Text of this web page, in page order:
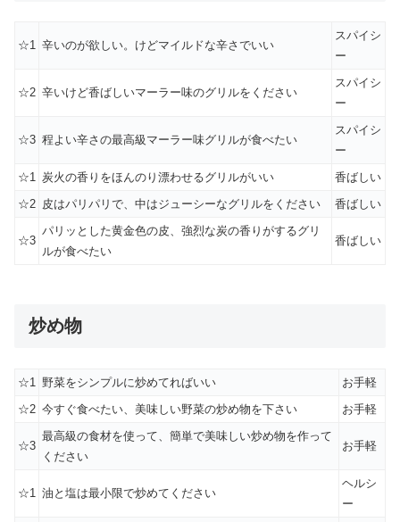
☆1 辛いのが欲しい。けどマイルドな辛さでいい
スパイシ
ー
☆2 辛いけど香ばしいマーラー味のグリルをください
スパイシ
ー
☆3 程よい辛さの最高級マーラー味グリルが食べたい
スパイシ
ー
☆1 炭火の香りをほんのり漂わせるグリルがいい
香ばしい
☆2 皮はパリパリで、中はジューシーなグリルをください 香ばしい
☆3
パリッとした黄金色の皮、強烈な炭の香りがするグリ
ルが食べたい
香ばしい
炒め物
☆1 野菜をシンプルに炒めてればいい
お手軽
☆2 今すぐ食べたい、美味しい野菜の炒め物を下さい お手軽
☆3
最高級の食材を使って、簡単で美味しい炒め物を作って
ください
お手軽
☆1 油と塩は最小限で炒めてください
ヘルシ
ー